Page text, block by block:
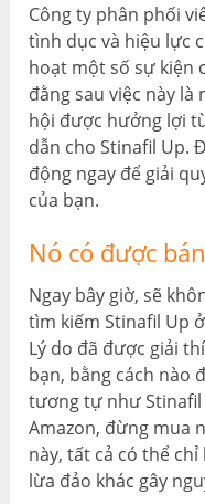
Công ty phân phối
tình dục và hiệu lực
hoạt một số sự kiện
đằng sau việc này là
hội được hưởng lợi
dẫn cho Stinafil Up.
động ngay để giải
của bạn.
Nó có được
Ngay bây giờ, sẽ
tìm kiếm Stinafil Up
Lý do đã được giải
bạn, bằng cách nào
tương tự như
Amazon, đừng mua
này, tất cả có thể
lừa đảo khác gây